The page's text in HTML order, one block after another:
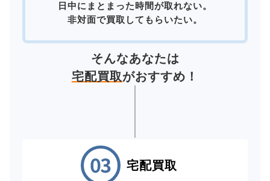
日中にまとまった時間が取れない。
非対面で買取してもらいたい。
そんなあなたは
宅配買取がおすすめ！
宅配買取